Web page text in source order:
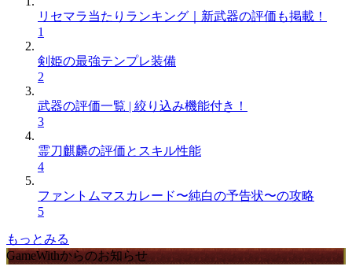
リセマラ当たりランキング｜新武器の評価も掲載！
1
剣姫の最強テンプレ装備
2
武器の評価一覧 | 絞り込み機能付き！
3
霊刀麒麟の評価とスキル性能
4
ファントムマスカレード〜純白の予告状〜の攻略
5
もっとみる
GameWithからのお知らせ